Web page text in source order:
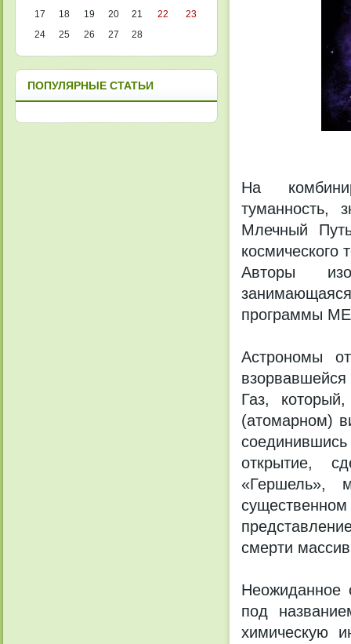
На
туманность,
Млечный
космического
Авторы
программы
Астрономы
Газ,
(атомарном)
открытие,
«Гершель»,
смерти
Неожиданное
под
химическую
17
18 19 20 21 22
23
24
25 26 27 28
ПОПУЛЯРНЫЕ СТАТЬИ